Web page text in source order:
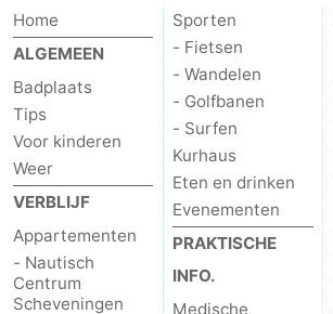
Fietsen
-
Wandelen
-
Golfbanen
Surfen
Eten
en
drinken
Evenementen
Praktisch
Home
ALGEMEEN
Badplaats
Tips
Voor kinderen
Weer
VERBLIJF
Appartementen
- Nautisch
Centrum
Scheveningen
Sporten
- Fietsen
- Wandelen
- Golfbanen
- Surfen
Kurhaus
Eten en drinken
Evenementen
PRAKTISCHE
INFO.
Medische